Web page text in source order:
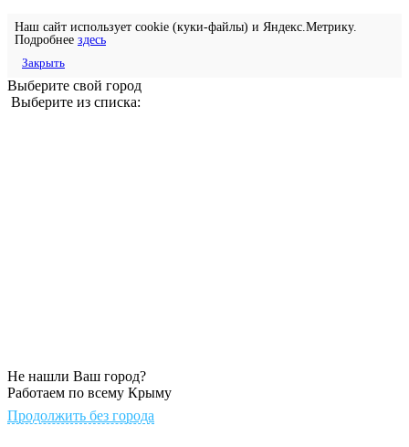
Наш сайт использует cookie (куки-файлы) и Яндекс.Метрику.
Подробнее здесь
Закрыть
Выберите свой город
Выберите из списка:
Не нашли Ваш город?
Работаем по всему Крыму
Продолжить без города